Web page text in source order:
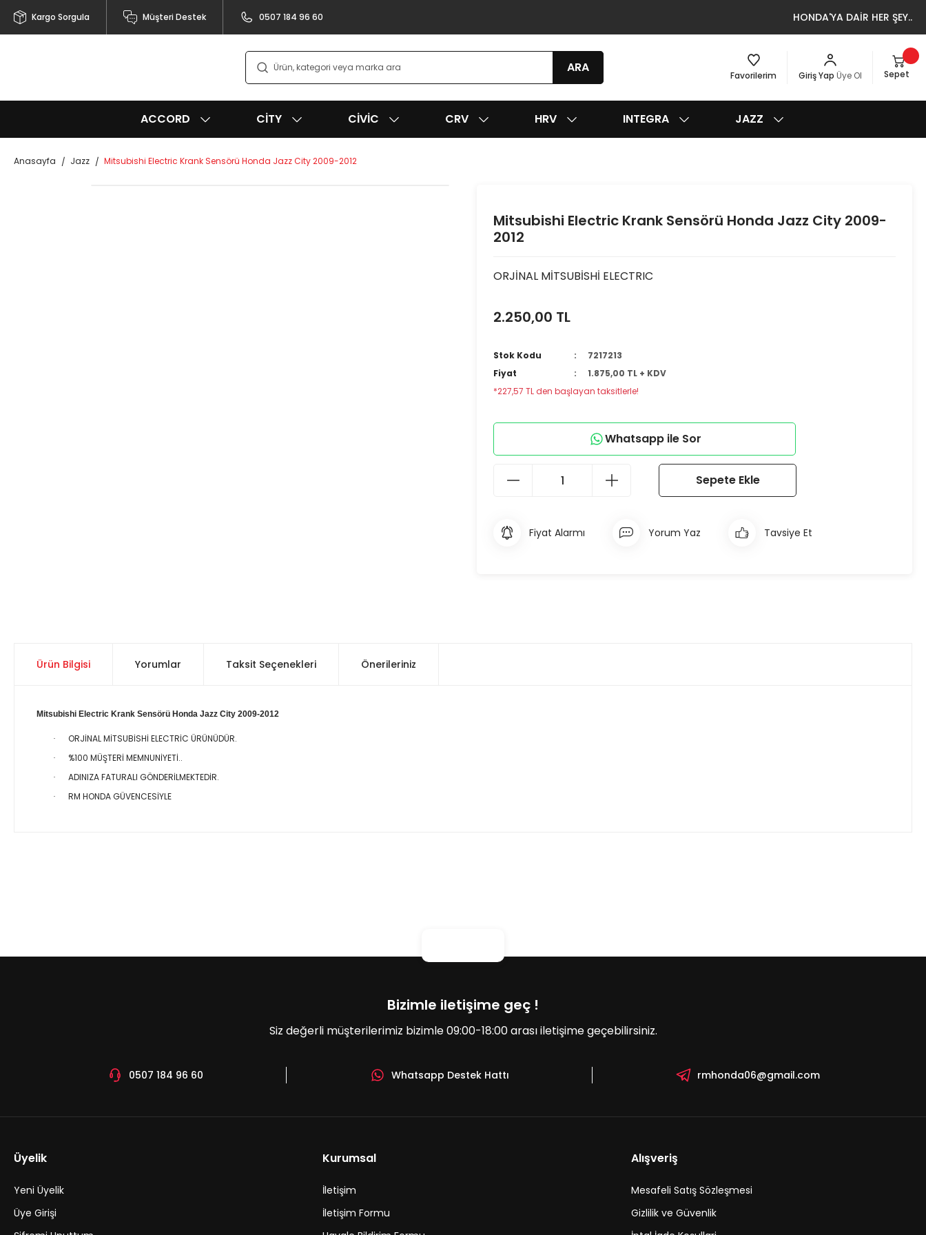
Kargo Sorgula Müşteri Destek 0507 184 96 60 HONDA'YA DAİR HER ŞEY..
ARA
Favorilerim Giriş Yap Üye Ol Sepet
ACCORD CITY CIVIC CRV HRV INTEGRA JAZZ
Anasayfa Jazz Mitsubishi Electric Krank Sensörü Honda Jazz City 2009-2012
Mitsubishi Electric Krank Sensörü Honda Jazz City 2009-
2012
ORJİNAL MİTSUBİSHİ ELECTRIC
2.250,00 TL
Stok Kodu
7217213
Fiyat
1.875,00 TL + KDV
*227,57 TL den başlayan taksitlerle!
Whatsapp ile Sor
Sepete Ekle
Fiyat Alarmı Yorum Yaz Tavsiye Et
Ürün Bilgisi Yorumlar Taksit Seçenekleri Önerileriniz
Mitsubishi Electric Krank Sensörü Honda Jazz City 2009-2012
· ORJİNAL MİTSUBİSHİ ELECTRİC ÜRÜNÜDÜR.
· %100 MÜŞTERİ MEMNUNİYETİ..
· ADINIZA FATURALI GÖNDERİLMEKTEDİR.
· RM HONDA GÜVENCESİYLE
Gönder
Bizimle iletişime geç !
Siz değerli müşterilerimiz bizimle 09:00-18:00 arası iletişime geçebilirsiniz.
0507 184 96 60 Whatsapp Destek Hattı rmhonda06@gmail.com
Üyelik
Yeni Üyelik
Üye Girişi
Kurumsal
İletişim
İletişim Formu
Alışveriş
Mesafeli Satış Sözleşmesi
Gizlilik ve Güvenlik